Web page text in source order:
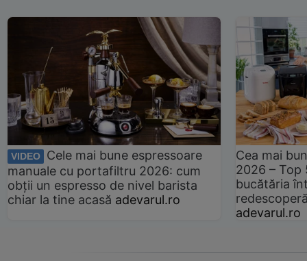
VIDEO
Cele mai bune espressoare
manuale cu portafiltru 2026: cum
obții un espresso de nivel barista
chiar la tine acasă adevarul.ro
Cea mai
2026 –
bucătăria
adevarul.ro